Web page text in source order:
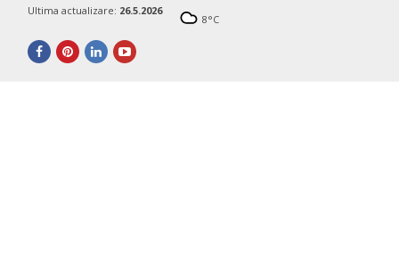
Ultima actualizare: 26.5.2026
8°C